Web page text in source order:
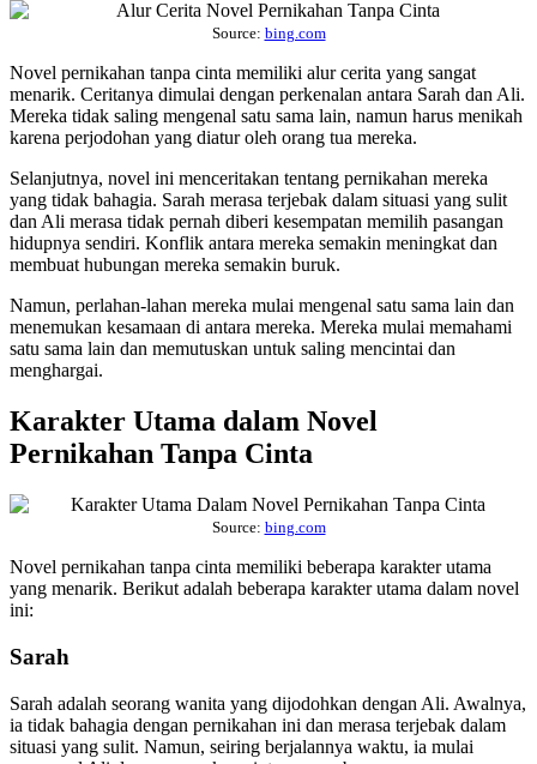
Source: bing.com
Novel pernikahan tanpa cinta memiliki alur cerita yang sangat
menarik. Ceritanya dimulai dengan perkenalan antara Sarah dan Ali.
Mereka tidak saling mengenal satu sama lain, namun harus menikah
karena perjodohan yang diatur oleh orang tua mereka.
Selanjutnya, novel ini menceritakan tentang pernikahan mereka
yang tidak bahagia. Sarah merasa terjebak dalam situasi yang sulit
dan Ali merasa tidak pernah diberi kesempatan memilih pasangan
hidupnya sendiri. Konflik antara mereka semakin meningkat dan
membuat hubungan mereka semakin buruk.
Namun, perlahan-lahan mereka mulai mengenal satu sama lain dan
menemukan kesamaan di antara mereka. Mereka mulai memahami
satu sama lain dan memutuskan untuk saling mencintai dan
menghargai.
Karakter Utama dalam Novel
Pernikahan Tanpa Cinta
Source: bing.com
Novel pernikahan tanpa cinta memiliki beberapa karakter utama
yang menarik. Berikut adalah beberapa karakter utama dalam novel
ini:
Sarah
Sarah adalah seorang wanita yang dijodohkan dengan Ali. Awalnya,
ia tidak bahagia dengan pernikahan ini dan merasa terjebak dalam
situasi yang sulit. Namun, seiring berjalannya waktu, ia mulai